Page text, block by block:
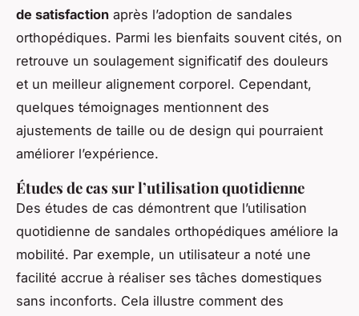
de satisfaction après l’adoption de sandales
orthopédiques. Parmi les bienfaits souvent cités, on
retrouve un soulagement significatif des douleurs
et un meilleur alignement corporel. Cependant,
quelques témoignages mentionnent des
ajustements de taille ou de design qui pourraient
améliorer l’expérience.
Études de cas sur l’utilisation quotidienne
Des études de cas démontrent que l’utilisation
quotidienne de sandales orthopédiques améliore la
mobilité. Par exemple, un utilisateur a noté une
facilité accrue à réaliser ses tâches domestiques
sans inconforts. Cela illustre comment des